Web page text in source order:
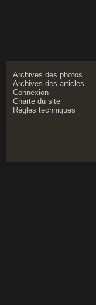
Archives des photos
Archives des articles
Connexion
Charte du site
Règles techniques